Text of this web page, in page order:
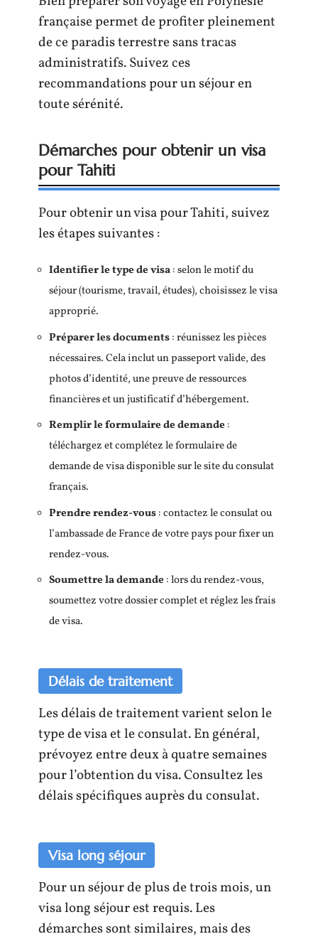
française permet de profiter pleinement
de ce paradis terrestre sans tracas
administratifs. Suivez ces
recommandations pour un séjour en
toute sérénité.
Démarches pour obtenir un visa
pour Tahiti
Pour obtenir un visa pour Tahiti, suivez
les étapes suivantes :
Identifier le type de visa: selon le motif du
séjour (tourisme, travail, études), choisissez le visa
approprié.
Préparer les documents: réunissez les pièces
nécessaires. Cela inclut un passeport valide, des
photos d’identité, une preuve de ressources
financières et un justificatif d’hébergement.
Remplir le formulaire de demande :
téléchargez et complétez le formulaire de
demande de visa disponible sur le site du consulat
français.
Prendre rendez-vous: contactez le consulat ou
l’ambassade de France de votre pays pour fixer un
rendez-vous.
Soumettre la demande : lors du rendez-vous,
soumettez votre dossier complet et réglez les frais
de visa.
Délais de traitement
Les délais de traitement varient selon le
type de visa et le consulat. En général,
prévoyez entre deux à quatre semaines
pour l’obtention du visa. Consultez les
délais spécifiques auprès du consulat.
Visa long séjour
Pour un séjour de plus de trois mois, un
visa long séjour est requis. Les
démarches sont similaires, mais des